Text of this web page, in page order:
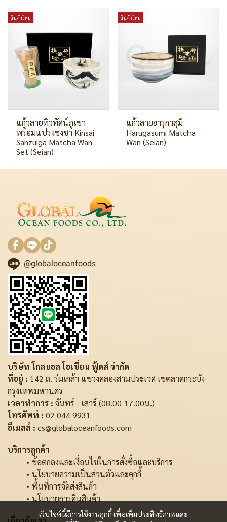
สินค้าใหม่
แก้วลายทิวทัศน์ภูเขา
พร้อมแปรงชงชา Kinsai
Sanzuiga Matcha Wan
Set (Seian)
สินค้าใหม่
แก้วลายฮารุกาสุมิ
Harugasumi Matcha
Wan (Seian)
เว็บไซต์นี้มีการใช้งานคุกกี้ เพื่อเพิ่มประสิทธิภาพและ
@globaloceanfoods
บริษัท โกลบอล โอเชี่ยน ฟู้ดส์ จำกัด
ที่อยู่ : 142 ถ. ร่มเกล้า แขวงคลองสามประเวศ เขตลาดกระบัง
กรุงเทพมหานคร
เวลาทำการ : จันทร์ - เสาร์ (08.00-17.00น.)
โทรศัพท์ : 02 044 9931
อีเมลล์ : cs@globaloceanfoods.com
บริการลูกค้า
ข้อตกลงและเงื่อนไขในการสั่งซื้อและบริการ
นโยบายความเป็นส่วนตัวและคุกกี้
พื้นที่การจัดส่งสินค้า
นโยบายการคืนสินค้า